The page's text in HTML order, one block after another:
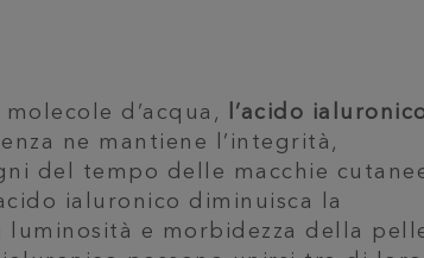
d’acqua,
l’acido
ne mantiene l’integrità,
del tempo delle macchie
ialuronico diminuisca la
luminosità e morbidezza della